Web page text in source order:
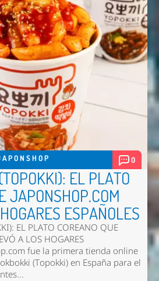
0
EL PLATO
JAPONSHOP.COM
ESPAÑOLES
EL PLATO COREANO QUE
A LOS HOGARES
fue la primera tienda online
(Topokki) en España para el